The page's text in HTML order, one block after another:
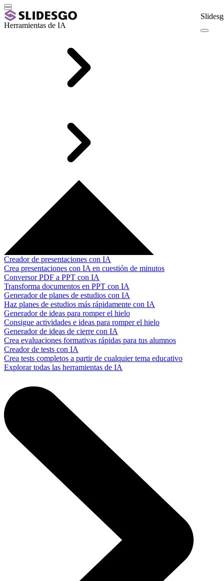
Herramientas de IA
Creador de presentaciones con IA
Crea presentaciones con IA en cuestión de minutos
Conversor PDF a PPT con IA
Transforma documentos en PPT con IA
Generador de planes de estudios con IA
Haz planes de estudios más rápidamente con IA
Generador de ideas para romper el hielo
Consigue actividades e ideas para romper el hielo
Generador de ideas de cierre con IA
Crea evaluaciones formativas rápidas para tus alumnos
Creador de tests con IA
Crea tests completos a partir de cualquier tema educativo
Explorar todas las herramientas de IA